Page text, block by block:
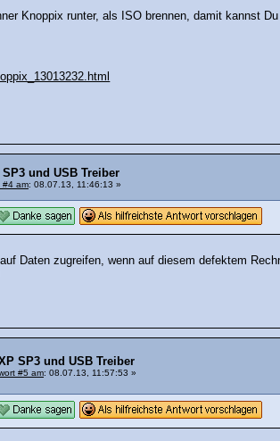
Knoppix runter, als ISO brennen, damit kannst
SP3 und USB Treiber
#4 am: 08.07.13, 11:46:13 »
Daten zugreifen, wenn auf diesem defektem
SP3 und USB Treiber
#5 am: 08.07.13, 11:57:53 »